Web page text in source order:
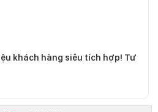
khách hàng siêu tích hợp! Tư